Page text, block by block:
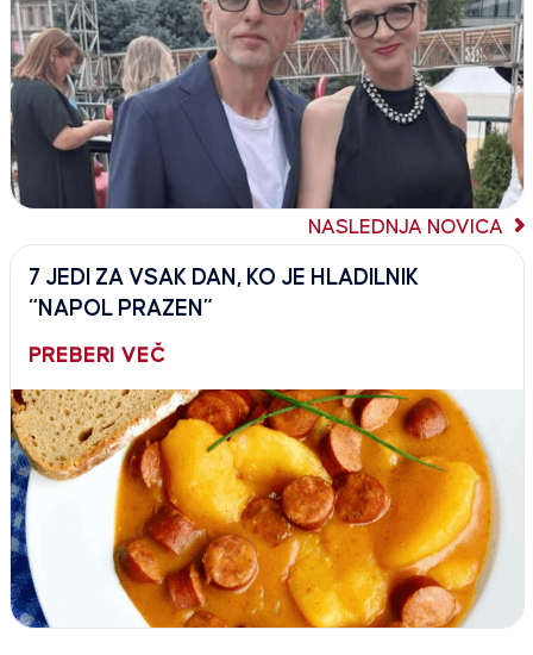
NASLEDNJA NOVICA
7 JEDI ZA VSAK DAN, KO JE HLADILNIK
“NAPOL PRAZEN”
PREBERI VEČ